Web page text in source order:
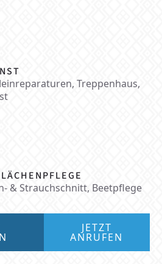
Treppenhaus,
& Strauchschnitt, Beetpflege
JETZT
ANRUFEN